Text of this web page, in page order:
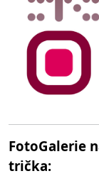
FotoGalerie
trička: